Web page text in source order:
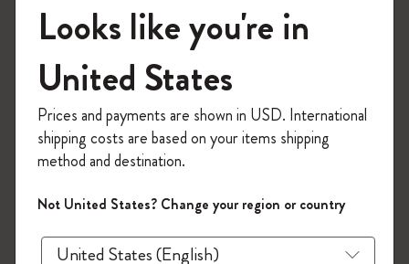
zoom.cta
モレスキンの世界へようこそ
「WELCOME10」を入力すると、初回注
文が10%オフ＋送料無料になります。セ
ール・アウトレット品は適用外。
Moleskineアカウントを作成して限定オフ
ァーや会員特典、さらに多くのインスピ
レーションを手に入れましょう。
Looks like you're in
United States
Prices and payments are shown in USD. International
shipping costs are based on your items shipping
method and destination.
Not United States? Change your region or country